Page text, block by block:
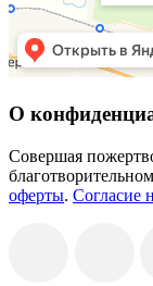
О
Совершая
оферты. Согласие